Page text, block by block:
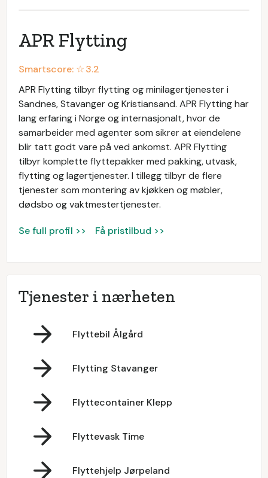
APR Flytting
Smartscore: ☆3.2
APR Flytting tilbyr flytting og minilagertjenester i
Sandnes, Stavanger og Kristiansand. APR Flytting har
lang erfaring i Norge og internasjonalt, hvor de
samarbeider med agenter som sikrer at eiendelene
blir tatt godt vare på ved ankomst. APR Flytting
tilbyr komplette flyttepakker med pakking, utvask,
flytting og lagertjenester. I tillegg tilbyr de flere
tjenester som montering av kjøkken og møbler,
dødsbo og vaktmestertjenester.
Se full profil >> Få pristilbud >>
Tjenester i nærheten
Flyttebil Ålgård
Flytting Stavanger
Flyttecontainer Klepp
Flyttevask Time
Flyttehjelp Jørpeland